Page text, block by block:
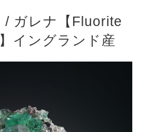
/ ガレナ【Fluorite
イングランド産